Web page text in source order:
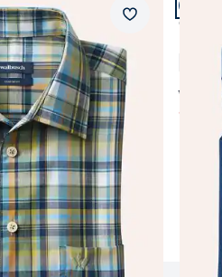
MerkzettelComfort
ab €
ab €
Produkte 1 bis 23 von 23.